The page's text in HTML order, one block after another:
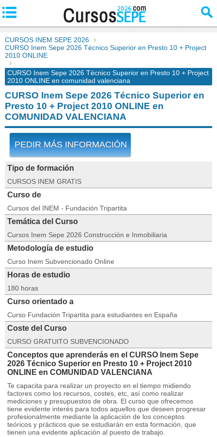
CURSOS INEM SEPE 2026
CURSO Inem Sepe 2026 Técnico Superior en Presto 10 + Project
2010 ONLINE
CURSO Inem Sepe 2026 Técnico Superior en Presto 10 + Project
2010 ONLINE en comunidad valenciana
CURSO Inem Sepe 2026 Técnico Superior en
Presto 10 + Project 2010 ONLINE en
COMUNIDAD VALENCIANA
PEDIR MÁS INFORMACIÓN
Tipo de formación
CURSOS INEM GRATIS
Curso de
Cursos del INEM - Fundación Tripartita
Temática del Curso
Cursos Inem Sepe 2026 Construcción e Inmobiliaria
Metodología de estudio
Curso Inem Subvencionado Online
Horas de estudio
180 horas
Curso orientado a
Curso Fundación Tripartita para estudiantes en España
Coste del Curso
CURSO GRATUITO SUBVENCIONADO
Conceptos que aprenderás en el CURSO Inem Sepe
2026 Técnico Superior en Presto 10 + Project 2010
ONLINE en COMUNIDAD VALENCIANA
Te capacita para realizar un proyecto en el tiempo midiendo
factores como los recursos, costes, etc, así como realizar
mediciones y presupuestos de obra. El curso que ofrecemos
tiene evidente interés para todos aquellos que deseen progresar
profesionalmente mediante la aplicación de los conceptos
teóricos y prácticos que se estudiarán en esta formación, que
tienen una evidente aplicación al puesto de trabajo.